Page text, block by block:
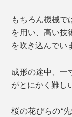
もちろん機械
を用い、高い技
を吹き込んでい
成形の途中、一
がとにかく難し
桜の花びらの“